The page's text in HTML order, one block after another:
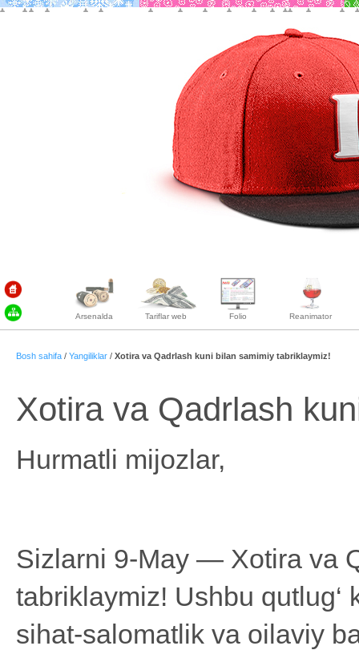
Arsenalda Tariflar web Folio Reanimator
Bosh sahifa / Yangiliklar / Xotira va Qadrlash kuni bilan samimiy tabriklaymiz!
Xotira va Qadrlash
Hurmatli mijozlar,
Sizlarni 9-May — Xotira va
tabriklaymiz! Ushbu
sihat-salomatlik va oilaviy